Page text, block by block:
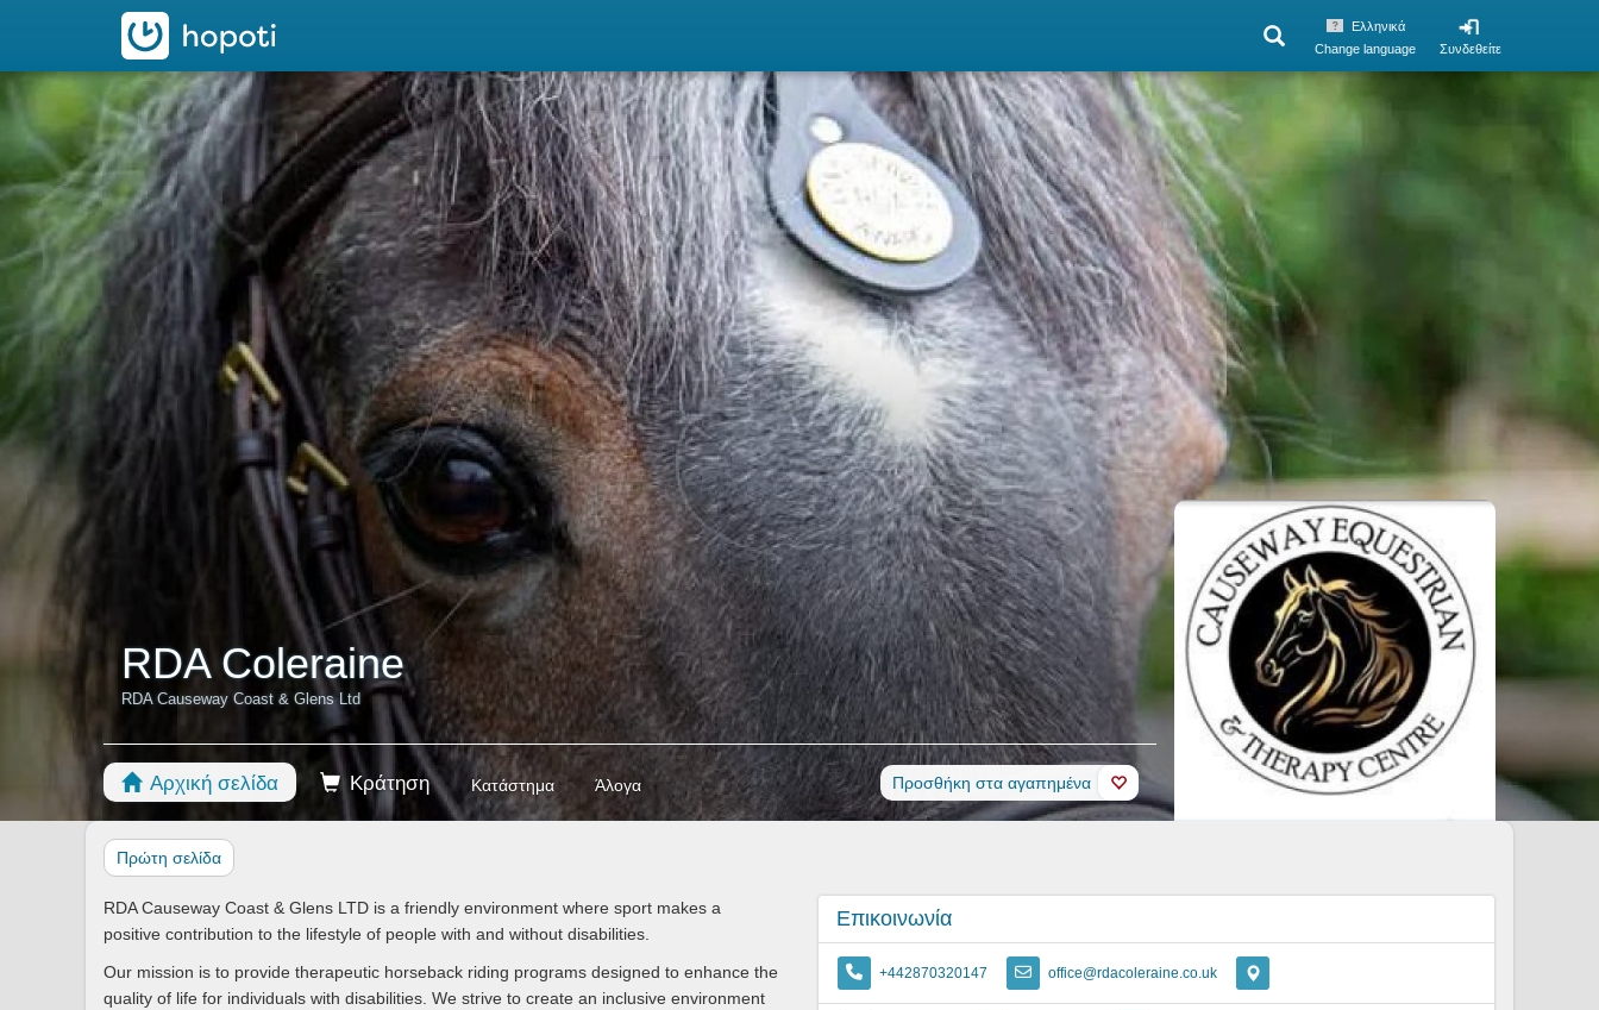
hopoti
Συνδεθείτε
Ελληνικά
Change language
RDA Coleraine
RDA Causeway Coast & Glens Ltd
Αρχική σελίδα Κράτηση Κατάστημα Άλογα Προσθήκη στα αγαπημένα
Πρώτη σελίδα
RDA Causeway Coast & Glens LTD is a friendly environment where sport makes a
positive contribution to the lifestyle of people with and without disabilities.
Our mission is to provide therapeutic horseback riding programs designed to enhance the
quality of life for individuals with disabilities. We strive to create an inclusive environment
Επικοινωνία
+442870320147 office@rdacoleraine.co.uk